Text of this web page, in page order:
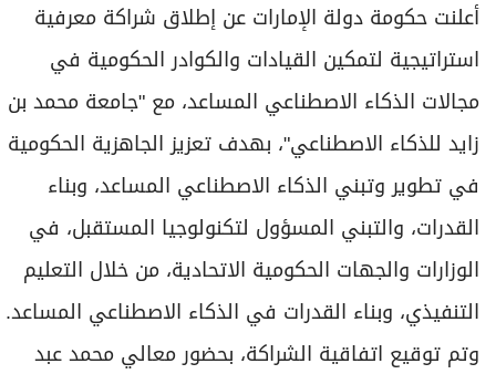
مواقيت الصلاة
الأحوال الجوية
أعلنت حكومة دولة الإمارات عن إطلاق شراكة معرفية
استراتيجية لتمكين القيادات والكوادر الحكومية في
مجالات الذكاء الاصطناعي المساعد، مع "جامعة محمد بن
زايد للذكاء الاصطناعي"، بهدف تعزيز الجاهزية الحكومية
في تطوير وتبني الذكاء الاصطناعي المساعد، وبناء
القدرات، والتبني المسؤول لتكنولوجيا المستقبل، في
الوزارات والجهات الحكومية الاتحادية، من خلال التعليم
التنفيذي، وبناء القدرات في الذكاء الاصطناعي المساعد.
وتم توقيع اتفاقية الشراكة، بحضور معالي محمد عبد